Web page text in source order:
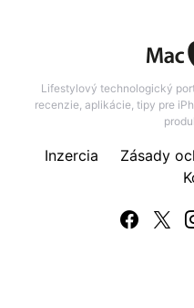
Lifestylový technologický
recenzie, aplikácie, tipy pre
Inzercia
Zásady